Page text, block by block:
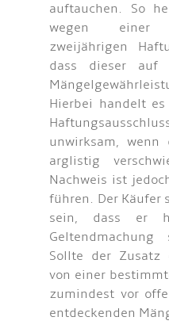
auftauchen. So
wegen einer
zweijährigen
dass dieser auf
Hierbei handelt
unwirksam, wenn
arglistig
Nachweis ist
führen. Der Käufer
sein, dass er
Sollte der Zusatz
von einer
zumindest vor
entdeckenden